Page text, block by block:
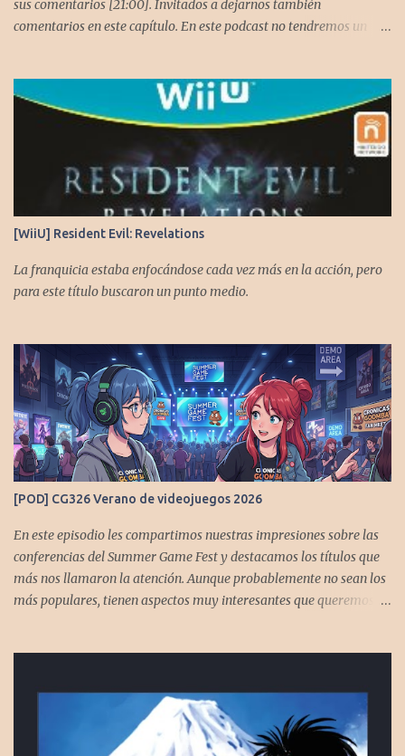
sus comentarios [21:00]. Invitados a dejarnos también
comentarios en este capítulo. En este podcast no tendremos un
@GoombaVictor y @flagstaad que no estarían aquí si no es por
ustedes. Muchas gracias a todos los que nos agregan a sus
plataformas de podcast y nos dejan comentarios en las cuentas de
redes. Spotify YouTube. Twitter -
https://twitter.com/CronicasGoomba Instagram -
https://www.instagram.com/cronicasgoomba/ Facebook -
https://www.facebook.com/CronicasGoomba Si no estamos en tu
plataforma nos puedes agregar con el código rss:
https://anchor.fm/s/10d1f3318/podcast/rss
[WiiU] Resident Evil: Revelations
La franquicia estaba enfocándose cada vez más en la acción, pero
para este título buscaron un punto medio.
[POD] CG326 Verano de videojuegos 2026
En este episodio les compartimos nuestras impresiones sobre las
conferencias del Summer Game Fest y destacamos los títulos que
más nos llamaron la atención. Aunque probablemente no sean los
más populares, tienen aspectos muy interesantes que queremos
https://x.com/CronicasGoomba Instagram -
https://www.instagram.com/cronicasgoomba/ Facebook -
https://www.facebook.com/CronicasGoomba Si no estamos en tu